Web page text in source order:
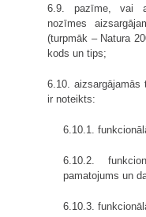
6.9. pazīme, vai
nozīmes
(turpmāk – Natura
kods un tips;
6.10. aizsargājamās
ir noteikts:
6.10.1.
6.10.2.
pamatojums un
6.10.3.